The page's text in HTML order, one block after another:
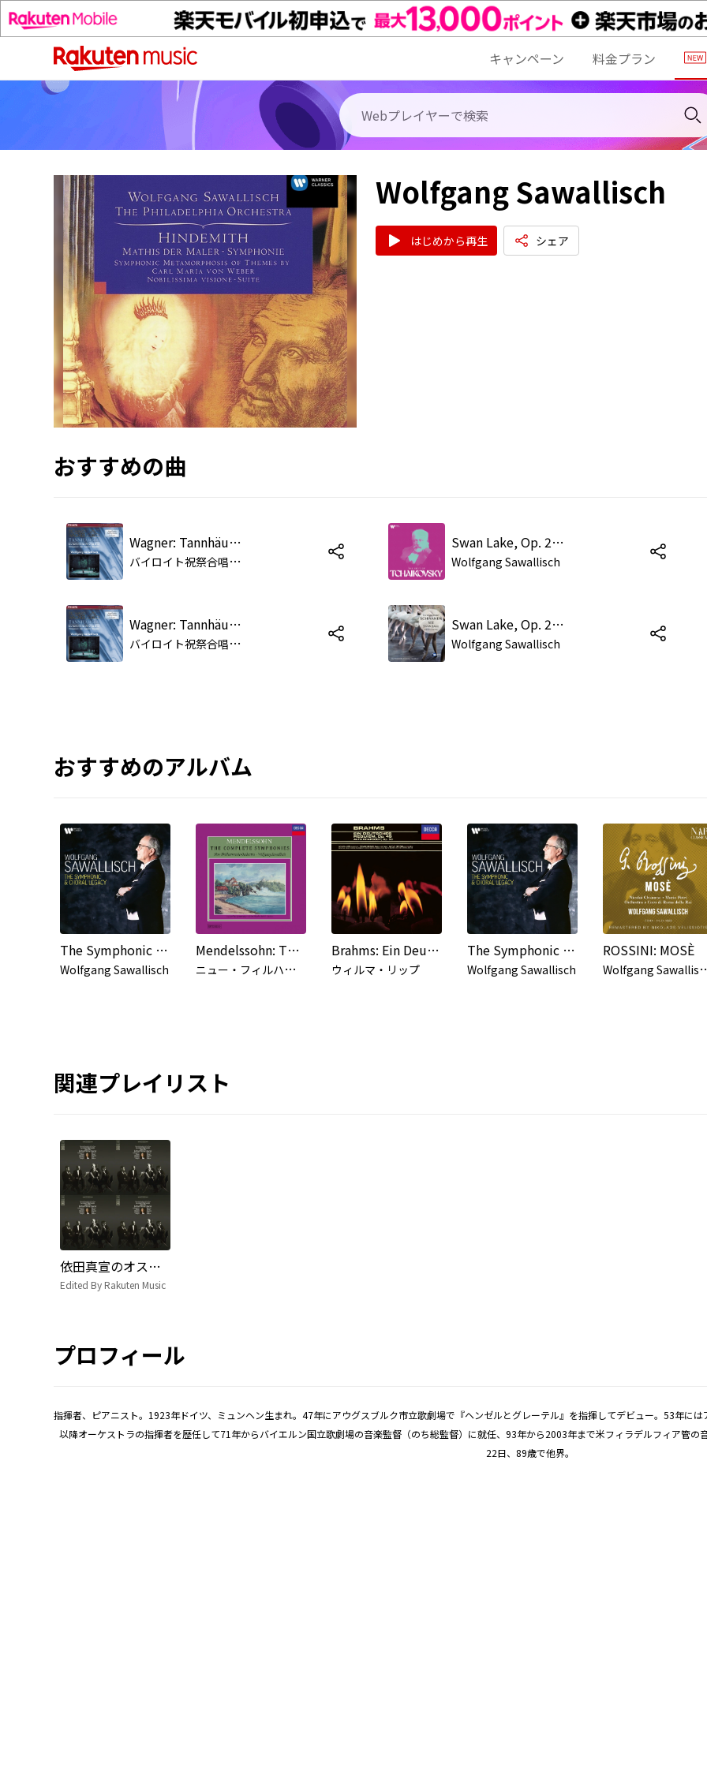
キャンペーン 料金プラン
Wolfgang Sawallisch
はじめから再生 シェア
おすすめの曲
Wagner: Tannhäuser: Overture - Act I: "Naht euch dem Strande" (Venusberg Music)
バ
イロイト祝祭合唱団/バイロイト祝祭管弦楽団/ヴォルフガング・サヴァリッシュ
Wagner: Tannhäuser / Act 2: "Freudig begrüßen wir die edle Halle"
バ
イロイト祝祭合唱団/バイロイト祝祭管弦楽団/ヴォルフガング・サヴァリッシュ
Swan Lake, Op. 20, Act 1: No. 2, Waltz
Wolfgang Sawallisch
Swan Lake, Op. 20, Act 2: No. 10, Scene. Moderato
Wolfgang Sawallisch
おすすめのアルバム
The Symphonic & Choral Legacy
Wolfgang Sawallisch
Mendelssohn: The Complete Symphonies
ニ
ュー・フィルハーモニア管弦楽団
Brahms: Ein Deutsches Requiem, Op. 45; Alto Rhapsody; Schicksalslied; Academic Festival Overture; Tragic Overture; St Anthony Variations
ウィルマ・リップ
The Symphonic & Choral Legacy
Wolfgang Sawallisch
ROSSINI: MOSÈ
olfgang
関連プレイリスト
依田真宣のオススメ楽曲プレイリスト Edited by 依田真宣(東京フィルハーモニー交響楽団コンサートマスター)
Edited By Rakuten Music
プロフィール
指揮者、ピアニスト。1923年ドイツ、ミュンヘン生まれ。47年にアウグスブルク市立歌劇場で『ヘンゼルとグレーテル』を指揮してデビュー。53年に
以降オーケストラの指揮者を歴任して71年からバイエルン国立歌劇場の音楽監督（のち総監督）に就任、93年から2003年まで米フィラデルフィア管
22日、89歳で他界。